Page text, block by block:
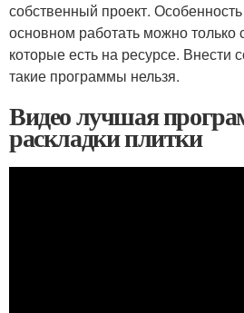
собственный проект.
основном работать можно только
которые есть на ресурсе. Внести
такие программы нельзя.
Видео лучшая
раскладки плитки